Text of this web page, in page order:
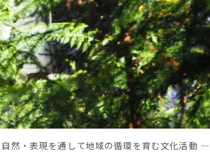
然・表現を通して地域の循環を育む文化活動 ―